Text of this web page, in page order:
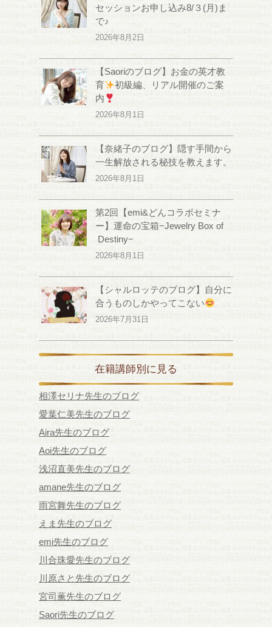
セッションお申し込み8/３(月)ま
で♪
2026年8月2日
【Saoriのブログ】お金の英才教
育
初級編、リアル開催のご案
内
2026年8月1日
【奈緒子のブログ】隠す手間から
一生解放される秘技を教えます。
2026年8月1日
第2回【emi&どんコラボセミナ
ー】運命の宝箱−Jewelry Box of
Destiny−
2026年8月1日
【シャルロッテのブログ】自分に
合うものしかやってこない
2026年7月31日
在籍講師別に見る
相澤セリナ先生のブログ
愛葉仁美先生のブログ
Aira先生のブログ
Aoi先生のブログ
浅沼直美先生のブログ
amane先生のブログ
雨宮舞先生のブログ
えま先生のブログ
emi先生のブログ
川合珠愛先生のブログ
川原さと先生のブログ
宮司薫先生のブログ
Saori先生のブログ